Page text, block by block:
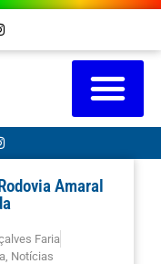
Amaral
Faria
Notícias